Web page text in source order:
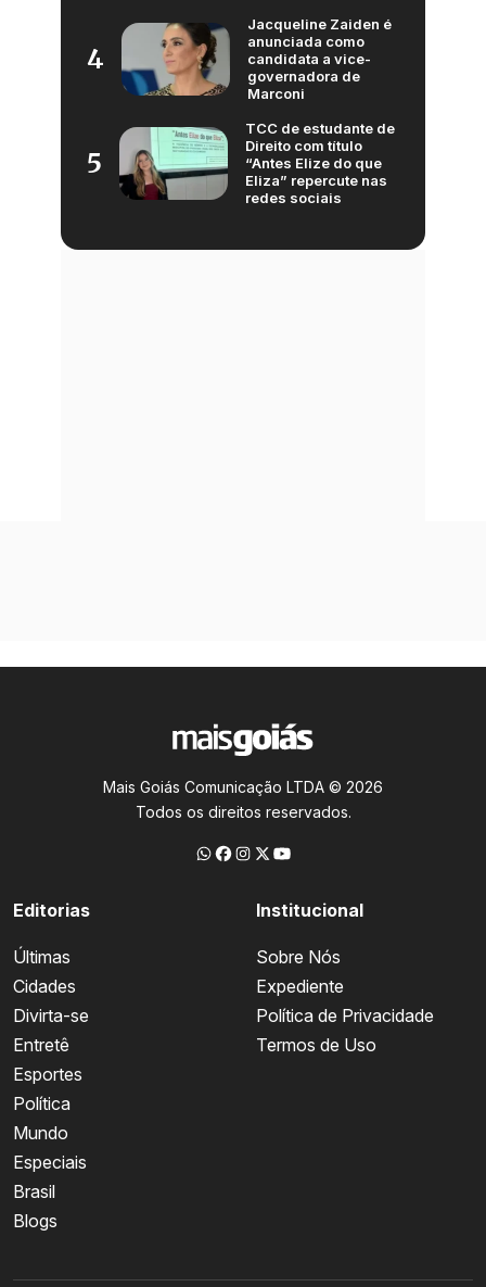
4
Jacqueline Zaiden é
anunciada como
candidata a vice-
governadora de
Marconi
5
TCC de estudante de
Direito com título
“Antes Elize do que
Eliza” repercute nas
redes sociais
Mais Goiás Comunicação LTDA © 2026
Todos os direitos reservados.
Editorias
Últimas
Cidades
Divirta-se
Entretê
Esportes
Política
Mundo
Especiais
Brasil
Blogs
Institucional
Sobre Nós
Expediente
Política de Privacidade
Termos de Uso